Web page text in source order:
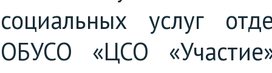
социальных услуг
ОБУСО «ЦСО